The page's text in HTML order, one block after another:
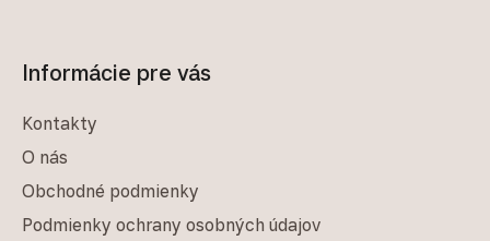
Informácie pre vás
Kontakty
O nás
Obchodné podmienky
Podmienky ochrany osobných údajov